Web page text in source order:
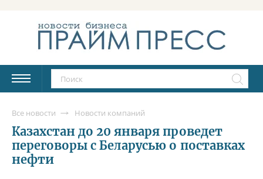
Все новости Новости компаний
Казахстан до 20 января проведет
переговоры с Беларусью о поставках
нефти